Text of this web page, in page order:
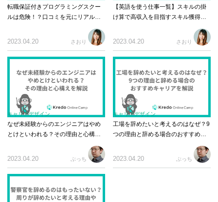
さおり
転職保証付きプログラミングスクー
ルは危険！？口コミを元にリアルを
2023.04.20 さおり
【英語を使う仕事一覧】スキルの掛
け算で高収入を目指すスキル獲得の
2023.04.20
ぶっち
キャリアデザイン
なぜ未経験からのエンジニアはやめ
とけといわれる？その理由と心構え
2023.04.20 ぶっち
キャリアデザイン
工場を辞めたいと考えるのはなぜ？9
つの理由と辞める場合のおすすめキ
2023.04.20